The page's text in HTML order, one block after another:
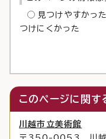
見つけやすかった
つけにくかった
このページに関す
川越市立美術館